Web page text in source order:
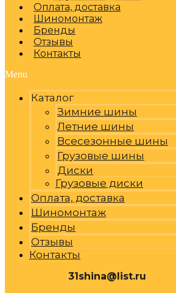
Оплата, доставка
Шиномонтаж
Бренды
Отзывы
Контакты
Menu
Каталог
Зимние шины
Летние шины
Всесезонные шины
Грузовые шины
Диски
Грузовые диски
Оплата, доставка
Шиномонтаж
Бренды
Отзывы
Контакты
31shina@list.ru